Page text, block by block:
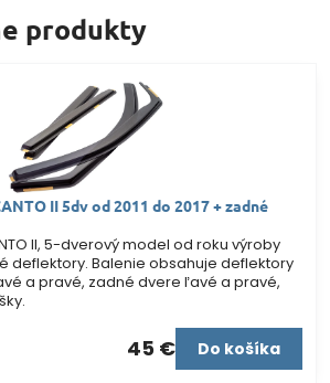
produkty
II 5dv od 2011 do 2017 + zadné
II, 5-dverový model od roku výroby
deflektory. Balenie obsahuje deflektory
a pravé, zadné dvere ľavé a pravé,
45 € Do košíka